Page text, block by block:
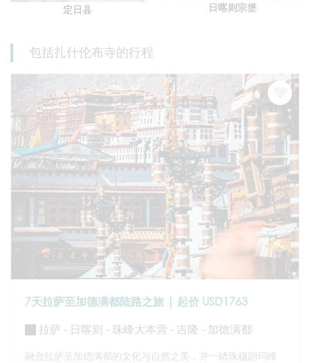
定日县 日喀则宗堡
包括扎什伦布寺的行程
7天拉萨至加德满都陆路之旅 | 起价 USD1763
拉萨 - 日喀则 - 珠峰大本营 - 吉隆 - 加德满都
融合拉萨至加德满都的文化与自然之美，并一睹珠穆朗玛峰